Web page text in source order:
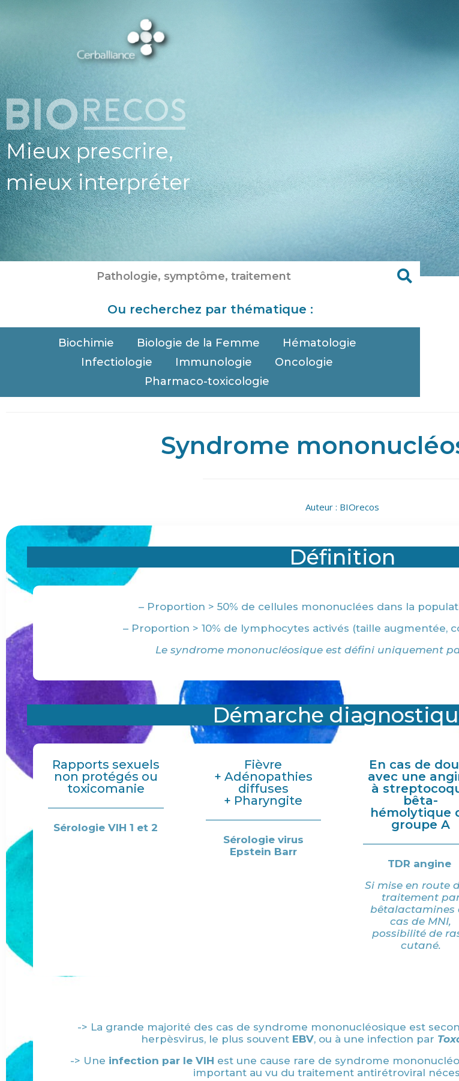
Mieux prescrire,
mieux interpréter
Ou recherchez par thématique :
Biochimie Biologie de la Femme
Hématologie
Infectiologie
Immunologie
Oncologie
Pharmaco-toxicologie
Syndrome
Auteur : BIOrecos
Définition
– Proportion > 50% de cellules mononuclées dans la
– Proportion > 10% de lymphocytes activés (taille augmentée,
Le syndrome mononucléosique est défini uniquement
Démarche
Rapports sexuels
non protégés ou
toxicomanie
Sérologie VIH 1 et 2
Fièvre
+ Adénopathies
diffuses
+ Pharyngite
Sérologie virus
Epstein Barr
En cas de
avec une
à
bêta-
hémolytique
groupe A
TDR angine
Si mise en route
traitement
bêtalactamines
cas de MNI,
possibilité de
cutané.
-> La grande majorité des cas de syndrome mononucléosique est
herpèsvirus, le plus souvent EBV, ou à une infection par
-> Une infection par le VIH est une cause rare de syndrome
important au vu du traitement antirétroviral